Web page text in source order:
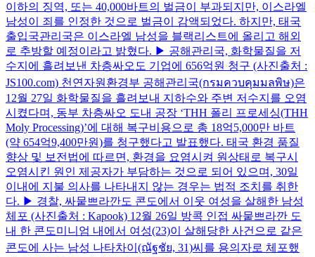
이하의 징역, 또는 40,000바트의 벌금이 부과되지만, 이스라엘
남성이 죄를 인정한 것으로 벌금이 감액되었다. 하지만, 태국
출입국관리국은 이스라엘 남성을 블랙리스트에 올리고 해외
로 추방할 예정이라고 밝혔다. ▶ 공해관리국, 화학물질을 저
수지에 흘려보낸 차층싸오도 기업에 656억원 청구 (사진출처 :
JS100.com) 천연자원환경부 공해관리국(กรมควบคุมมลพิษ)은
12월 27일 화학물질을 흘려보내 지하수와 주변 저수지를 오염
시켰다며, 동부 차층싸오 도내 공장 ‘THH 폴리 프로세싱(THH
Moly Processing)’에 대해 복구비용으로 총 18억5,000만 바트
(약 654억9,400만원)를 청구했다고 발표했다. 태국 환경 품질
향상 및 보전법에 따르면, 환경을 요염시켜 원상태로 복구시
오염시킨 원인 제공자가 부담하는 것으로 되어 있으며, 30일
이내에 지불 의사를 나타내지 않는 경우는 법적 조치를 취한
다. ▶ 경찰, 싸뭍쁘라깐도 콘도에서 이웃 여성을 살해한 남성
체포 (사진출처 : Kapook) 12월 26일 방콕 인접 싸뭍쁘라깐 도
내 한 콘도미니엄 내에서 여성(23)이 살해당한 사건으로 같은
콘도에 사는 남성 나타차이(ณัฐชัย, 31)씨를 용의자로 체포했